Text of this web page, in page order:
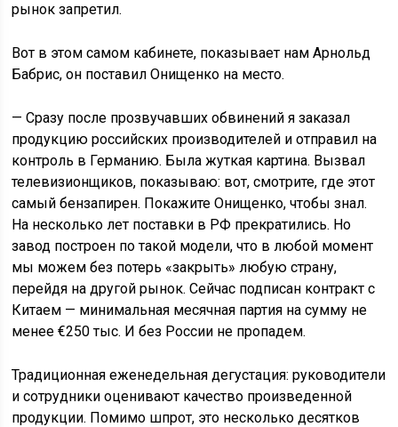
рынок запретил.
Вот в этом самом кабинете, показывает нам Арнольд
Бабрис, он поставил Онищенко на место.
— Сразу после прозвучавших обвинений я заказал
продукцию российских производителей и отправил на
контроль в Германию. Была жуткая картина. Вызвал
телевизионщиков, показываю: вот, смотрите, где этот
самый бензапирен. Покажите Онищенко, чтобы знал.
На несколько лет поставки в РФ прекратились. Но
завод построен по такой модели, что в любой момент
мы можем без потерь «закрыть» любую страну,
перейдя на другой рынок. Сейчас подписан контракт с
Китаем — минимальная месячная партия на сумму не
менее €250 тыс. И без России не пропадем.
Традиционная еженедельная дегустация: руководители
и сотрудники оценивают качество произведенной
продукции. Помимо шпрот, это несколько десятков